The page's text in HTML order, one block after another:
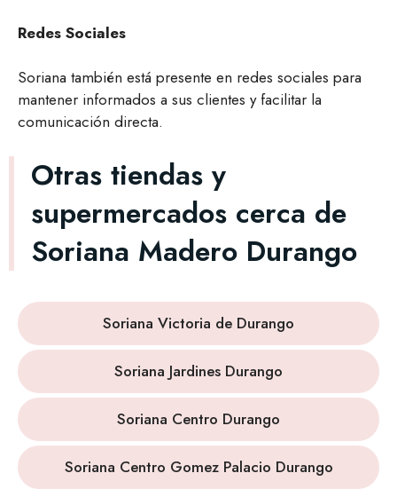
Redes Sociales
Soriana también está presente en redes sociales para
mantener informados a sus clientes y facilitar la
comunicación directa.
Otras tiendas y
supermercados cerca de
Soriana Madero Durango
Soriana Victoria de Durango
Soriana Jardines Durango
Soriana Centro Durango
Soriana Centro Gomez Palacio Durango